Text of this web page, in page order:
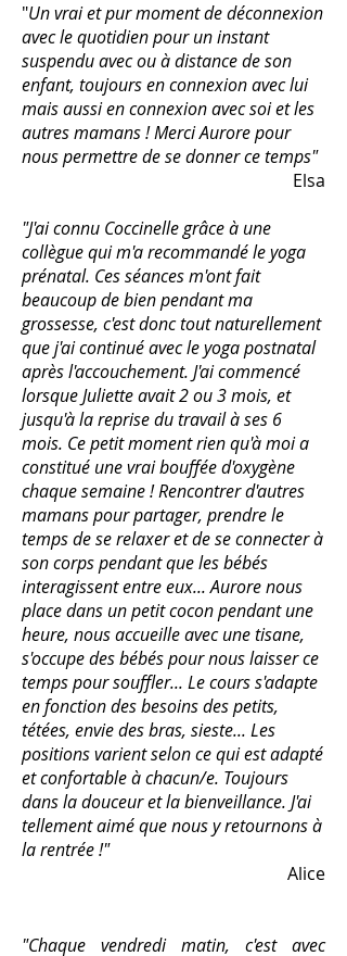
"Un vrai et pur moment de déconnexion
avec le quotidien pour un instant
suspendu avec ou à distance de son
enfant, toujours en connexion avec lui
mais aussi en connexion avec soi et les
autres mamans ! Merci Aurore pour
nous permettre de se donner ce temps"
Elsa
"J'ai connu Coccinelle grâce à une
collègue qui m'a recommandé le yoga
prénatal. Ces séances m'ont fait
beaucoup de bien pendant ma
grossesse, c'est donc tout naturellement
que j'ai continué avec le yoga postnatal
après l'accouchement. J'ai commencé
lorsque Juliette avait 2 ou 3 mois, et
jusqu'à la reprise du travail à ses 6
mois. Ce petit moment rien qu'à moi a
constitué une vrai bouffée d'oxygène
chaque semaine ! Rencontrer d'autres
mamans pour partager, prendre le
temps de se relaxer et de se connecter à
son corps pendant que les bébés
interagissent entre eux... Aurore nous
place dans un petit cocon pendant une
heure, nous accueille avec une tisane,
s'occupe des bébés pour nous laisser ce
temps pour souffler... Le cours s'adapte
en fonction des besoins des petits,
tétées, envie des bras, sieste... Les
positions varient selon ce qui est adapté
et confortable à chacun/e. Toujours
dans la douceur et la bienveillance. J'ai
tellement aimé que nous y retournons à
la rentrée !"
Alice
​"Chaque vendredi matin, c'est avec